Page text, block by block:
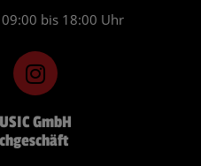
GmbH
I
n
s
t
a
bis 18:00 Uhr